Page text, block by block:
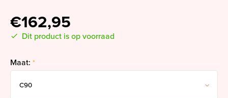
€162,95
Dit product is op voorraad
Maat: *